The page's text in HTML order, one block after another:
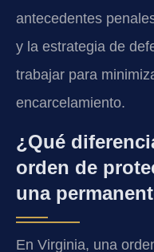
antecedentes
y la estrategia de
trabajar para
encarcelamiento.
¿Qué
orden de
una
En Virginia, una